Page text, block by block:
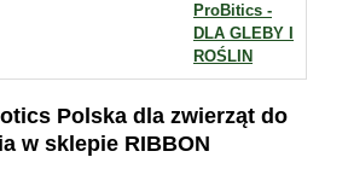
ProBitics -
DLA GLEBY I
ROŚLIN
Polska dla zwierząt do
w sklepie RIBBON